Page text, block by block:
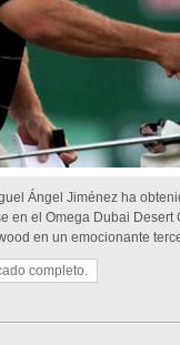
Ángel Jiménez ha
en el Omega Dubai
en un emocionante
completo.